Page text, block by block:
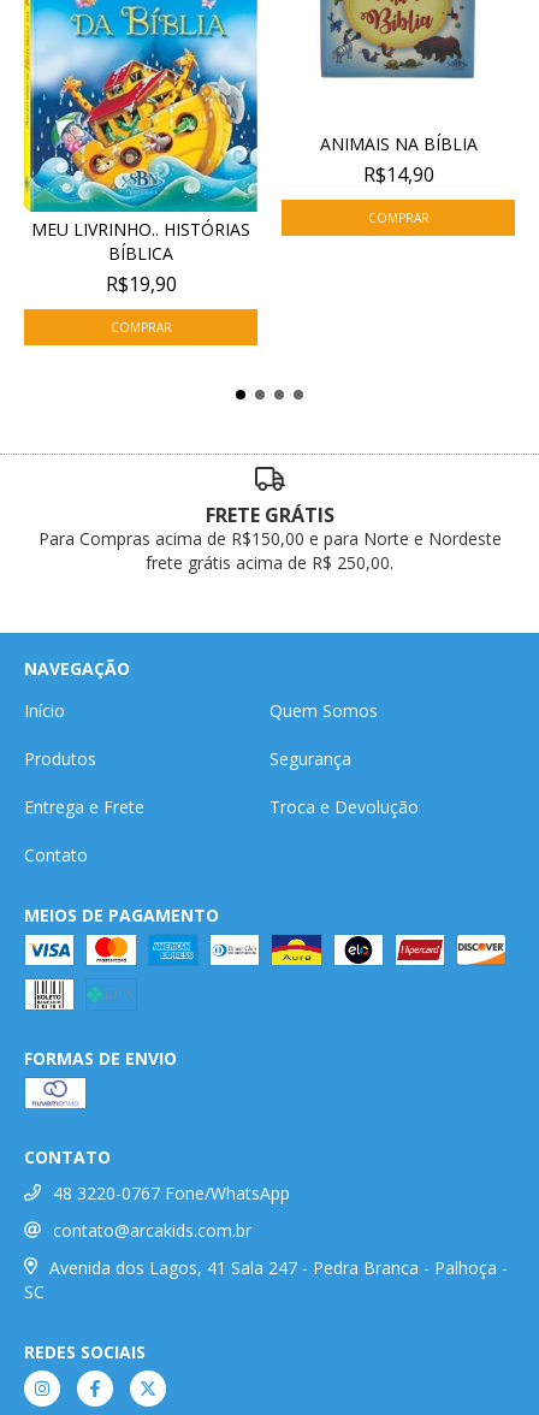
MEU LIVRINHO.. HISTÓRIAS
BÍBLICA
R$19,90
ANIMAIS NA BÍBLIA
R$14,90
FRETE GRÁTIS
Para Compras acima de R$150,00 e para Norte e Nordeste
frete grátis acima de R$ 250,00.
NAVEGAÇÃO
Início
Quem Somos
Produtos Segurança
Entrega e Frete Troca e Devolução
Contato
MEIOS DE PAGAMENTO
FORMAS DE ENVIO
CONTATO
48 3220-0767 Fone/WhatsApp
contato@arcakids.com.br
Avenida dos Lagos, 41 Sala 247 - Pedra Branca - Palhoça -
SC
REDES SOCIAIS